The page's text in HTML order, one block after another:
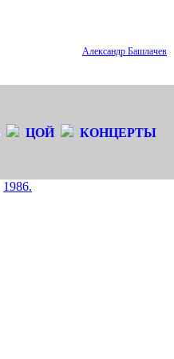
Александр Башлачев
ЦОЙ КОНЦЕРТЫ